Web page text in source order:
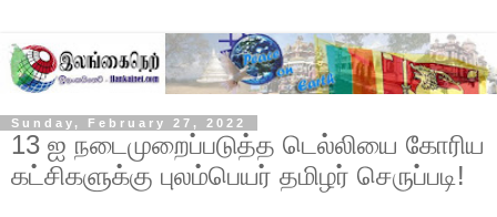
Sunday, February 27, 2022
13 ஐ நடைமுறைப்படுத்த டெல்லியை கோரிய
கட்சிகளுக்கு புலம்பெயர் தமிழர் செருப்படி!